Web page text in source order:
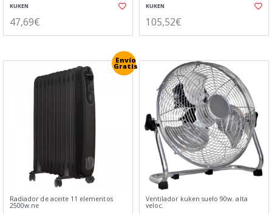
KUKEN
47,69€
KUKEN
105,52€
Envío
Gratis
Radiador de aceite 11 elementos
2500w.ne
Ventilador kuken suelo 90w. alta
veloc.